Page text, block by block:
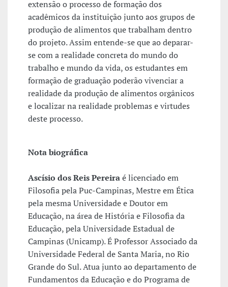
extensão o processo de formação dos
acadêmicos da instituição junto aos grupos de
produção de alimentos que trabalham dentro
do projeto. Assim entende-se que ao deparar-
se com a realidade concreta do mundo do
trabalho e mundo da vida, os estudantes em
formação de graduação poderão vivenciar a
realidade da produção de alimentos orgânicos
e localizar na realidade problemas e virtudes
deste processo.
Nota biográfica
Ascísio dos Reis Pereiraé licenciado em
Filosofia pela Puc-Campinas, Mestre em Ética
pela mesma Universidade e Doutor em
Educação, na área de História e Filosofia da
Educação, pela Universidade Estadual de
Campinas (Unicamp). É Professor Associado da
Universidade Federal de Santa Maria, no Rio
Grande do Sul. Atua junto ao departamento de
Fundamentos da Educação e do Programa de